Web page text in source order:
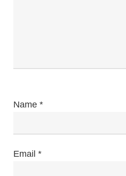
Name *
Email *